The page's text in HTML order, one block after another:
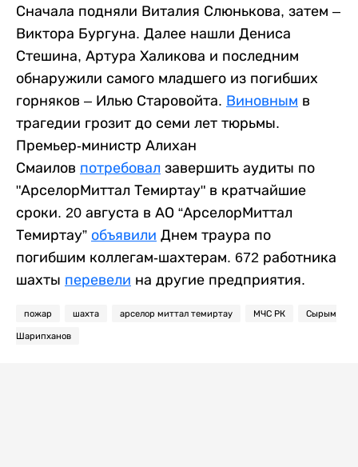
Сначала подняли Виталия Слюнькова, затем –
Виктора Бургуна. Далее нашли Дениса
Стешина, Артура Халикова и последним
обнаружили самого младшего из погибших
горняков – Илью Старовойта. Виновным в
трагедии грозит до семи лет тюрьмы.
Премьер-министр Алихан
Смаилов потребовал завершить аудиты по
"АрселорМиттал Темиртау" в кратчайшие
сроки. 20 августа в АО “АрселорМиттал
Темиртау” объявили Днем траура по
погибшим коллегам-шахтерам. 672 работника
шахты перевели на другие предприятия.
пожар шахта арселор миттал темиртау МЧС РК Сырым
Шарипханов